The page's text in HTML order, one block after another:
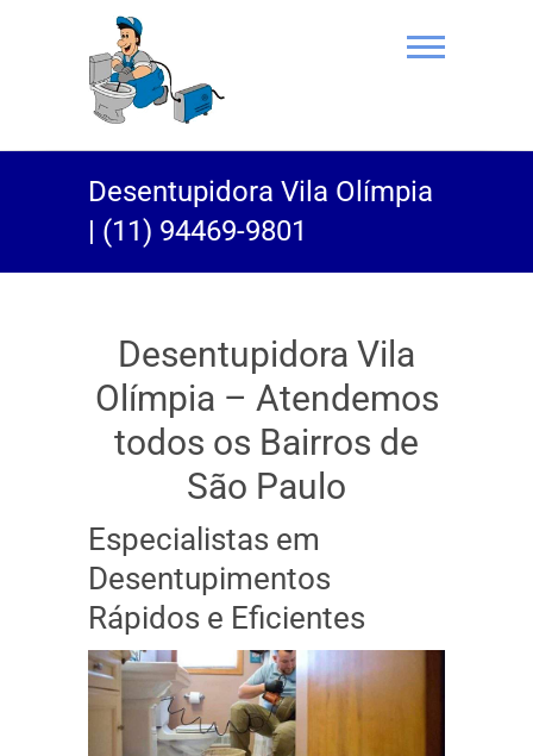
(11) 94469-
9801 |
Rei do Esgoto
Desentupidora Vila Olímpia
| (11) 94469-9801
Desentupidora Vila
Olímpia – Atendemos
todos os Bairros de
São Paulo
Especialistas em
Desentupimentos
Rápidos e Eficientes